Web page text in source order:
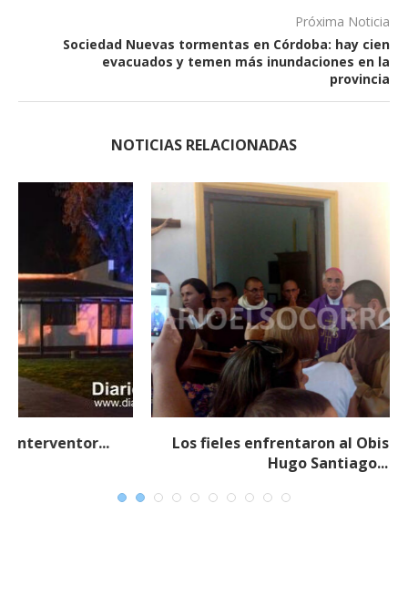
Próxima Noticia
Sociedad Nuevas tormentas en Córdoba: hay cien
evacuados y temen más inundaciones en la
provincia
NOTICIAS RELACIONADAS
Los fieles enfrentaron al Obispo Monseñor